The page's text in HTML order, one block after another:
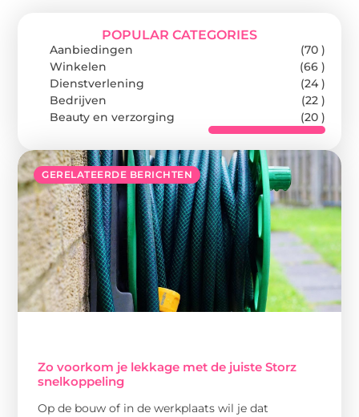
GERELATEERDE BERICHTEN
Zo voorkom je lekkage met de juiste Storz
snelkoppeling
Op de bouw of in de werkplaats wil je dat
POPULAR CATEGORIES
Aanbiedingen
(70 )
Winkelen
(66 )
Dienstverlening
(24 )
Bedrijven
(22 )
Beauty en verzorging
(20 )